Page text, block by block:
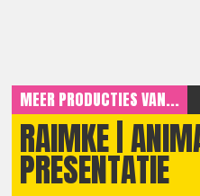
MEER PRODUCTIES VAN...
RAIMKE |
PRESENTATIE